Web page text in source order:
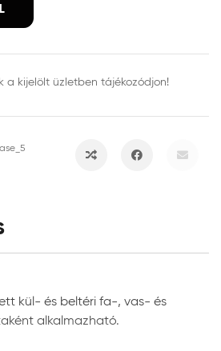
a kijelölt üzletben tájékozódjon!
kül- és beltéri fa-, vas- és
alkalmazható.